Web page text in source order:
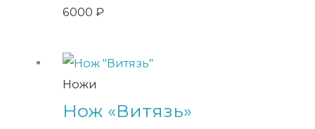
6000₽
Ножи
Нож «Витязь»